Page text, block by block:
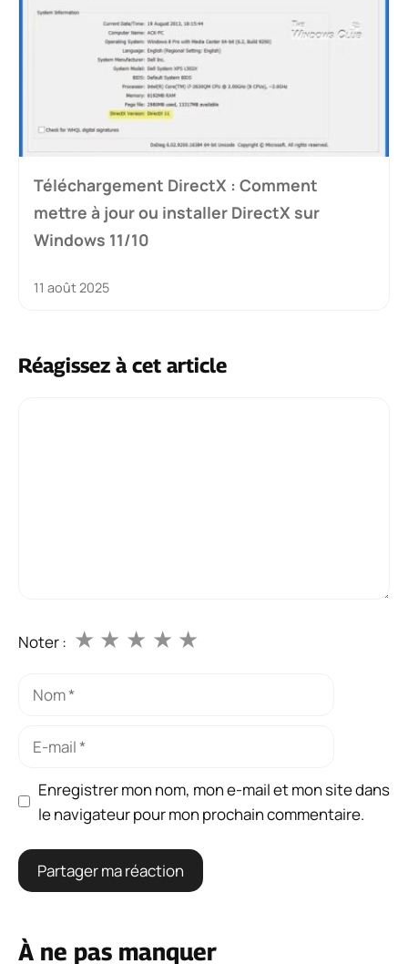
Téléchargement DirectX : Comment
mettre à jour ou installer DirectX sur
Windows 11/10
11 août 2025
Réagissez à cet article
Noter : ★
★
★
★
★
Nom
Enregistrer mon nom, mon e-mail et mon site dans
le navigateur pour mon prochain commentaire.
À ne pas manquer